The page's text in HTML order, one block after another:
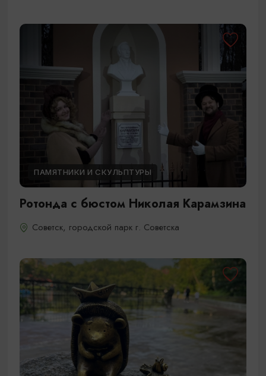
ПАМЯТНИКИ И СКУЛЬПТУРЫ
Ротонда с бюстом Николая Карамзина
Советск, городской парк г. Советска